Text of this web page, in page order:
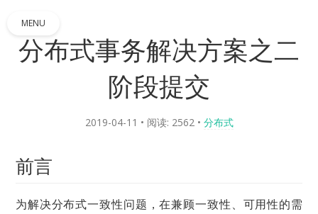
MENU
分布式事务解决方案之二
阶段提交
2019-04-11 • 阅读: 2562 • 分布式
前言
为解决分布式一致性问题，在兼顾一致性、可用性的需